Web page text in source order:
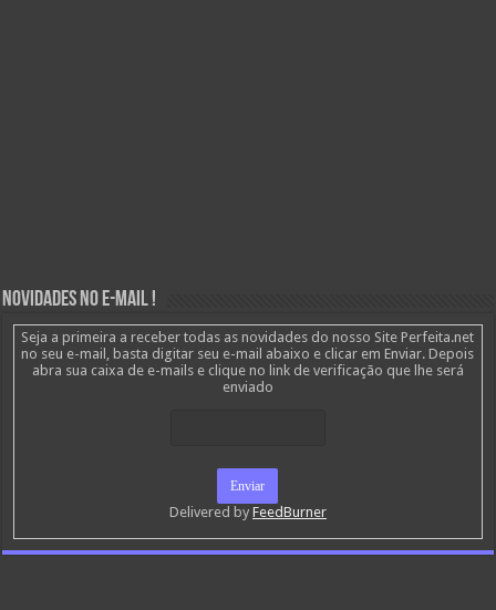
Novidades no E-mail !
Seja a primeira a receber todas as novidades do nosso Site Perfeita.net
no seu e-mail, basta digitar seu e-mail abaixo e clicar em Enviar. Depois
abra sua caixa de e-mails e clique no link de verificação que lhe será
enviado
Delivered by FeedBurner